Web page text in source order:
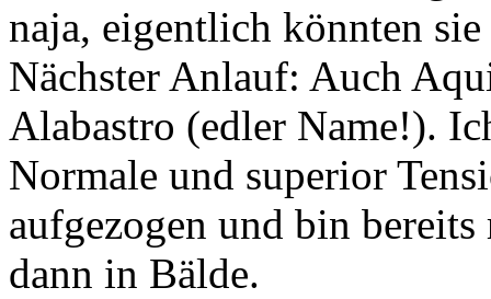
naja, eigentlich könnten
Nächster Anlauf: Auch
Alabastro (edler Name!).
Normale und superior
aufgezogen und bin
dann in Bälde.